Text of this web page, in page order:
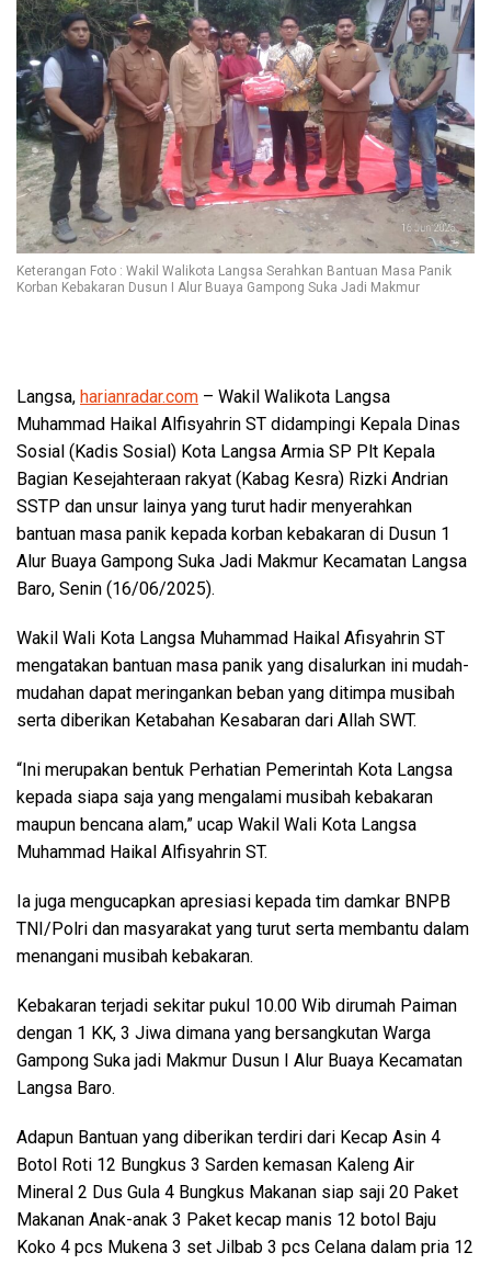
Keterangan Foto : Wakil Walikota Langsa Serahkan Bantuan Masa Panik
Korban Kebakaran Dusun I Alur Buaya Gampong Suka Jadi Makmur
Langsa, harianradar.com – Wakil Walikota Langsa
Muhammad Haikal Alfisyahrin ST didampingi Kepala Dinas
Sosial (Kadis Sosial) Kota Langsa Armia SP Plt Kepala
Bagian Kesejahteraan rakyat (Kabag Kesra) Rizki Andrian
SSTP dan unsur lainya yang turut hadir menyerahkan
bantuan masa panik kepada korban kebakaran di Dusun 1
Alur Buaya Gampong Suka Jadi Makmur Kecamatan Langsa
Baro, Senin (16/06/2025).
Wakil Wali Kota Langsa Muhammad Haikal Afisyahrin ST
mengatakan bantuan masa panik yang disalurkan ini mudah-
mudahan dapat meringankan beban yang ditimpa musibah
serta diberikan Ketabahan Kesabaran dari Allah SWT.
“Ini merupakan bentuk Perhatian Pemerintah Kota Langsa
kepada siapa saja yang mengalami musibah kebakaran
maupun bencana alam,” ucap Wakil Wali Kota Langsa
Muhammad Haikal Alfisyahrin ST.
Ia juga mengucapkan apresiasi kepada tim damkar BNPB
TNI/Polri dan masyarakat yang turut serta membantu dalam
menangani musibah kebakaran.
Kebakaran terjadi sekitar pukul 10.00 Wib dirumah Paiman
dengan 1 KK, 3 Jiwa dimana yang bersangkutan Warga
Gampong Suka jadi Makmur Dusun I Alur Buaya Kecamatan
Langsa Baro.
Adapun Bantuan yang diberikan terdiri dari Kecap Asin 4
Botol Roti 12 Bungkus 3 Sarden kemasan Kaleng Air
Mineral 2 Dus Gula 4 Bungkus Makanan siap saji 20 Paket
Makanan Anak-anak 3 Paket kecap manis 12 botol Baju
Koko 4 pcs Mukena 3 set Jilbab 3 pcs Celana dalam pria 12